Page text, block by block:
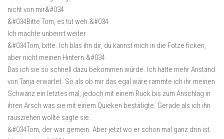
nicht von mir&#034
&#034Bitte Tom, es tut weh.&#034
Ich machte unbeirrt weiter
&#034Tom, bitte. Ich blas ihn dir, du kannst mich in die Fotze ficken,
aber nicht meinen Hintern.&#034
Das ich sie so schnell dazu bekommen würde. Ich hatte mehr Anstand
von Tanja erwartet. So als ob mir das egal wäre rammte ich ihr meinen
Schwanz ein letztes mal, jedoch mit einem Ruck bis zum Anschlag in
ihren Arsch was sie mit einem Quieken bestätigte. Gerade als ich ihn
rausziehen wollte sagte sie.
&#034Tom, der war gemein. Aber jetzt wo er schon mal ganz drin ist.